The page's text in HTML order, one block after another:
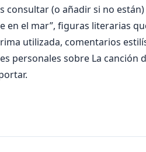
(o añadir si no
en el mar”, figuras literarias
utilizada, comentarios
personales sobre La canción